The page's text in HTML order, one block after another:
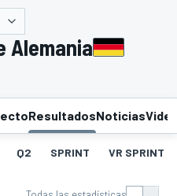
Alemania
ResultadosNoticias
Q2 SPRINT VR SPRINT